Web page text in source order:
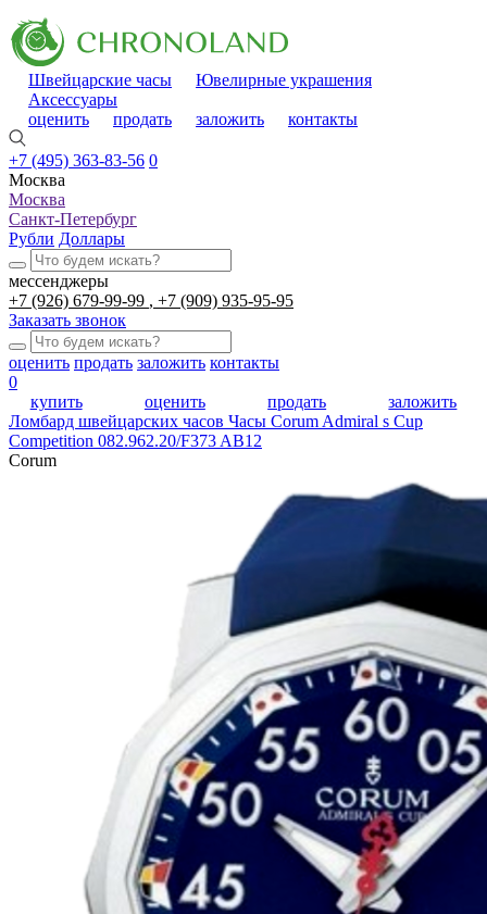
Швейцарские часы
Ювелирные украшения
Аксессуары
оценить
продать заложить контакты
+7 (495) 363-83-56 0
Москва
Москва
Санкт-Петербург
Рубли Доллары
мессенджеры
+7 (926) 679-99-99
+7 (909) 935-95-95
Заказать звонок
оценить продать заложить контакты
0
купить
оценить продать
заложить
Ломбард швейцарских часов Часы Corum Admiral s Cup
Competition 082.962.20/F373 AB12
Corum